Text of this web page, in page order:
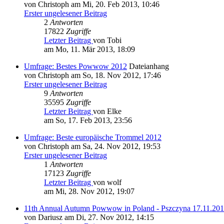
von Christoph am Mi, 20. Feb 2013, 10:46
Erster ungelesener Beitrag
2 Antworten
17822 Zugriffe
Letzter Beitrag von Tobi
am Mo, 11. Mär 2013, 18:09
Umfrage: Bestes Powwow 2012 Dateianhang
von Christoph am So, 18. Nov 2012, 17:46
Erster ungelesener Beitrag
9 Antworten
35595 Zugriffe
Letzter Beitrag von Elke
am So, 17. Feb 2013, 23:56
Umfrage: Beste europäische Trommel 2012
von Christoph am Sa, 24. Nov 2012, 19:53
Erster ungelesener Beitrag
1 Antworten
17123 Zugriffe
Letzter Beitrag von wolf
am Mi, 28. Nov 2012, 19:07
11th Annual Autumn Powwow in Poland - Pszczyna
von Dariusz am Di, 27. Nov 2012, 14:15